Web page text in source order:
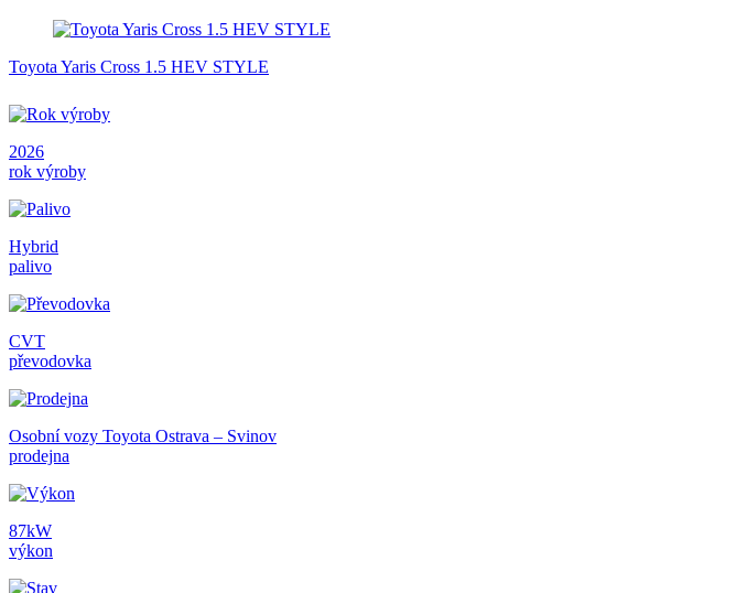
Toyota Yaris Cross 1.5 HEV STYLE
2026
rok výroby
Hybrid
palivo
CVT
převodovka
Osobní vozy Toyota Ostrava – Svinov
prodejna
87kW
výkon